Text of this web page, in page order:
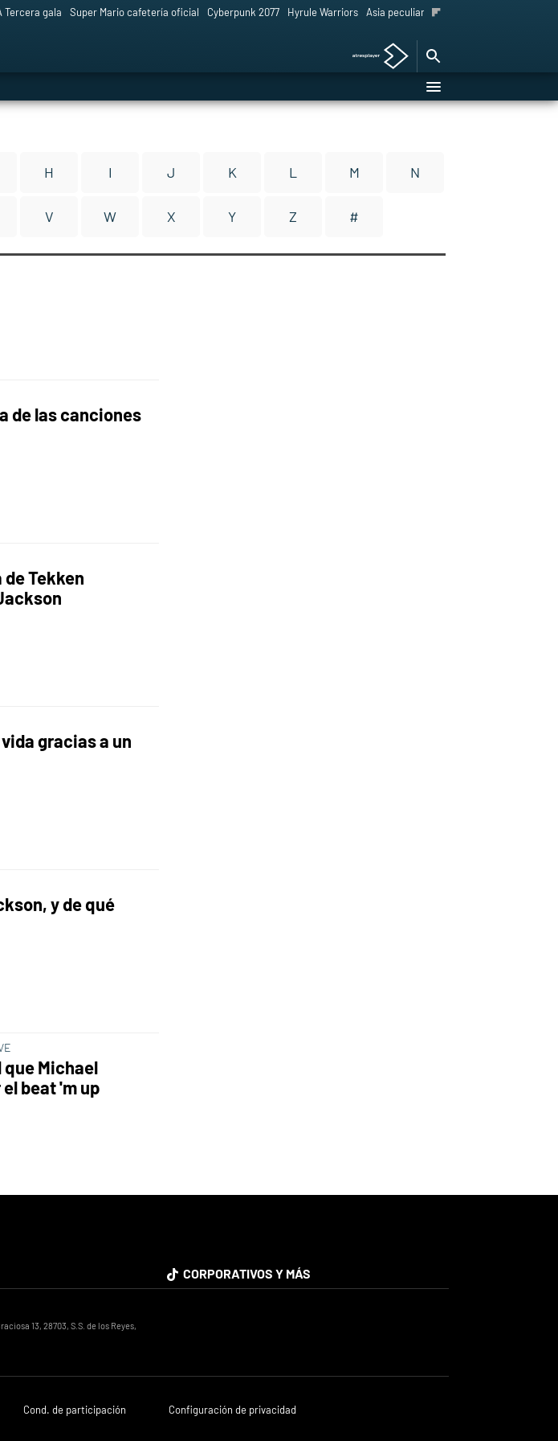
Tercera gala Super Mario cafetería oficial Cyberpunk 2077 Hyrule Warriors Asia peculiar tradición
H I J K L M N
V W X Y Z #
de las canciones
Tekken
gracias a un
y de qué
que Michael
beat 'm up
CORPORATIVOS Y MÁS
13, 28703, S.S. de los Reyes,
Cond. de participación Configuración de privacidad